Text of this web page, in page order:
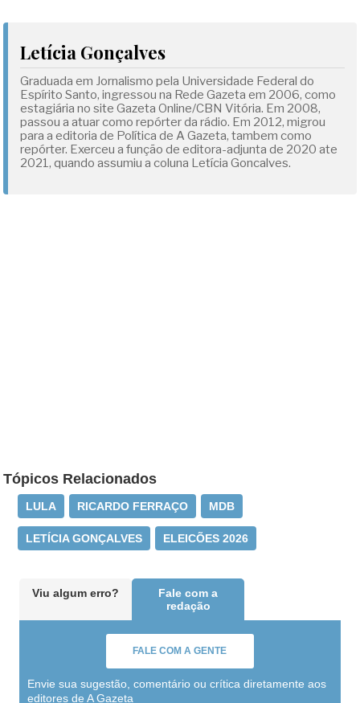
Letícia Gonçalves
Graduada em Jornalismo pela Universidade Federal do
Espírito Santo, ingressou na Rede Gazeta em 2006, como
estagiária no site Gazeta Online/CBN Vitória. Em 2008,
passou a atuar como repórter da rádio. Em 2012, migrou
para a editoria de Política de A Gazeta, tambem como
repórter. Exerceu a função de editora-adjunta de 2020 ate
2021, quando assumiu a coluna Letícia Goncalves.
Tópicos Relacionados
LULA RICARDO FERRAÇO MDB
LETÍCIA GONÇALVES ELEICÕES 2026
Viu algum erro?
Fale com a
redação
FALE COM A GENTE
Envie sua sugestão, comentário ou crítica diretamente aos
editores de A Gazeta